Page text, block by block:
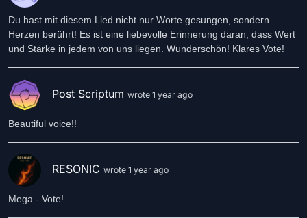
Du hast mit diesem Lied nicht nur Worte gesungen, sondern
Herzen berührt! Es ist eine liebevolle Erinnerung daran, dass Wert
und Stärke in jedem von uns liegen. Wunderschön! Klares Vote!
Post Scriptum wrote 1 year ago
Beautiful voice!!
RESONIC wrote 1 year ago
Mega - Vote!